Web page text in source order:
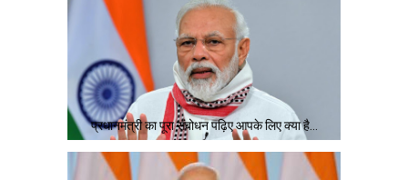
प्रधानमंत्री का पूरा संबोधन पढ़िए आपके लिए क्या है…